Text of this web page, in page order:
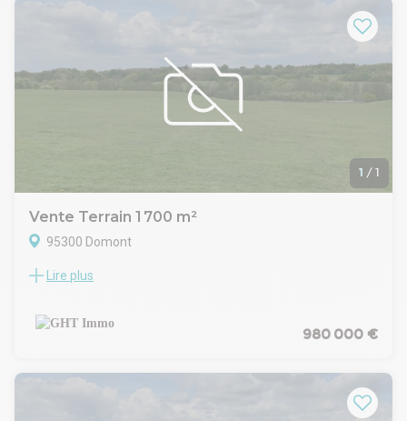
www.ghtimmo.fr (réf. 940050051)
1 / 1
Vente Terrain 1 700 m²
95300 Domont
Le cabinet GHT IMMO vous propose :
constructible à la vente. Situé à proximité immédiate des
axes routiers N104, N1 et A16, il bénéficie d'une excellente
et un permis purgé pour huit cellules d'activités.
Dossier complet sur demande.nGHT IMMO - 01 48 93 81 23 -
Lire plus
980 000 €